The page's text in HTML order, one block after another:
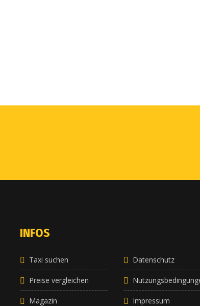
INFOS
Taxi suchen
Preise vergleichen
Magazin
Datenschutz
Impressum